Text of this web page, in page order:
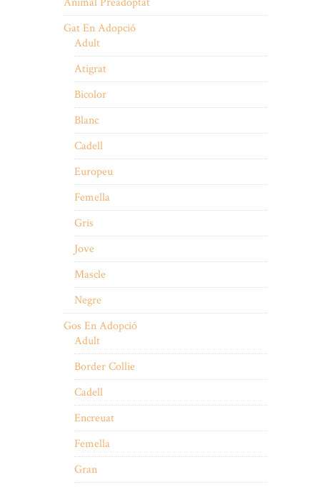
Gat En Adopció
Adult
Atigrat
Bicolor
Blanc
Cadell
Europeu
Femella
Gris
Jove
Mascle
Negre
Gos En Adopció
Adult
Border Collie
Cadell
Encreuat
Femella
Gran